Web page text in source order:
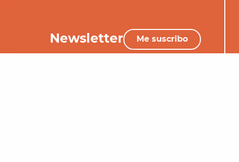
Newsletter Me suscribo